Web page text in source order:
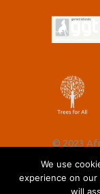
© 2023
We use
experience on
will